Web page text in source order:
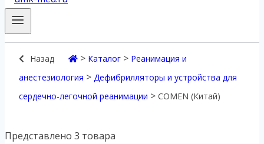
Назад > Каталог > Реанимация и
анестезиология > Дефибрилляторы и устройства для
сердечно-легочной реанимации > COMEN (Китай)
Представлено 3 товара